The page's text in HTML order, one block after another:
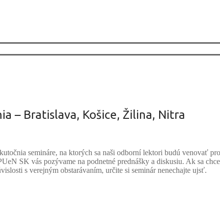
– Bratislava, Košice, Žilina, Nitra
semináre, na ktorých sa naši odborní lektori budú venovať
SK vás pozývame na podnetné prednášky a diskusiu. Ak sa
s verejným obstarávaním, určite si seminár nenechajte ujsť.